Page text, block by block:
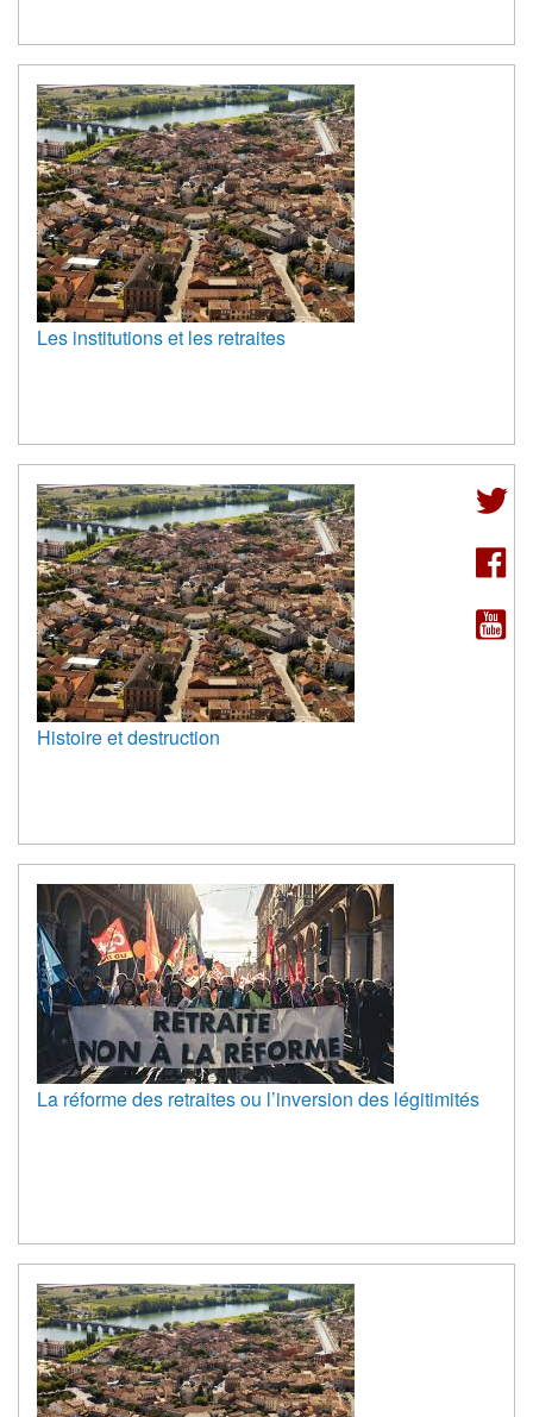
Les institutions et les retraites
Histoire et destruction
La réforme des retraites ou l’inversion des légitimités